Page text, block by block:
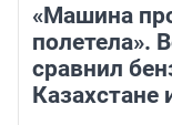
«Машина
полетела».
сравнил
Казахстане